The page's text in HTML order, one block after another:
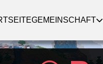
GEMEINSCHAFT